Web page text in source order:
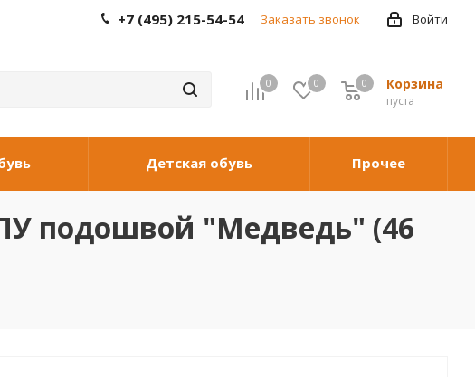
Войти
+7 (495) 215-54-54 Заказать звонок
0 0 Корзина
0
пуста
0
Детская обувь Прочее
подошвой "Медведь" (46